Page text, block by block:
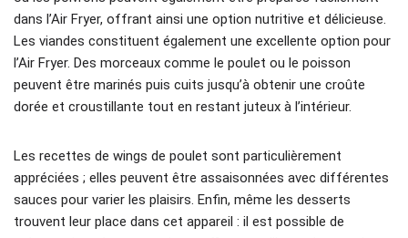
dans l’Air Fryer, offrant ainsi une option nutritive et délicieuse.
Les viandes constituent également une excellente option pour
l’Air Fryer. Des morceaux comme le poulet ou le poisson
peuvent être marinés puis cuits jusqu’à obtenir une croûte
dorée et croustillante tout en restant juteux à l’intérieur.
Les recettes de wings de poulet sont particulièrement
appréciées ; elles peuvent être assaisonnées avec différentes
sauces pour varier les plaisirs. Enfin, même les desserts
trouvent leur place dans cet appareil : il est possible de